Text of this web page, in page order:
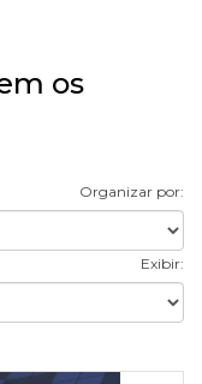
os
Organizar por:
Exibir: